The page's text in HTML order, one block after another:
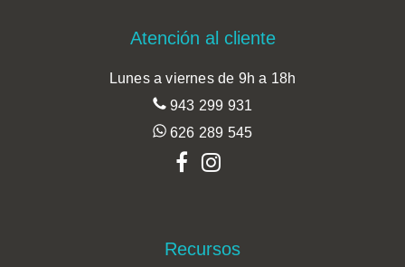
Atención al cliente
Lunes a viernes de 9h a 18h
943 299 931
626 289 545
Recursos